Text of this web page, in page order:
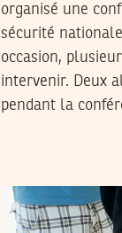
organisé une
sécurité
occasion,
intervenir. Deux
pendant la